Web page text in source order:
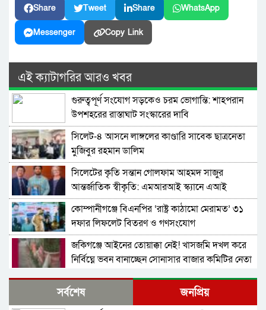
Share Tweet Share WhatsApp
Messenger Copy Link
এই ক্যাটাগরির আরও খবর
গুরুত্বপূর্ণ সংযোগ সড়কেও চরম ভোগান্তি: শাহপরান
উপশহরের রাস্তাঘাট সংস্কারের দাবি
সিলেট-৪ আসনে লাঙ্গলের কাণ্ডারি সাবেক ছাত্রনেতা
মুজিবুর রহমান ডালিম
সিলেটের কৃতি সন্তান গোলফাম আহমদ সাজুর
আন্তর্জাতিক স্বীকৃতি: এমআরআই স্ক্যানে এআই
প্রয়োগে পিএইচডি অর্জন
কোম্পানীগঞ্জে বিএনপির ‘রাষ্ট্র কাঠামো মেরামত’ ৩১
দফার লিফলেট বিতরণ ও গণসংযোগ
জকিগঞ্জে আইনের তোয়াক্কা নেই! খাসজমি দখল করে
নির্বিঘ্নে ভবন বানাচ্ছেন সোনাসার বাজার কমিটির নেতা
বন্ধ থাকবে সিলেটের ৭টি এলাকায় দীর্ঘ ৯ ঘণ্টা বিদ্যুৎ
সর্বশেষ জনপ্রিয়